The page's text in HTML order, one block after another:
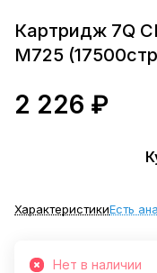
Картридж 7Q
M725
2 226 ₽
ХарактеристикиЕсть
Нет в наличии